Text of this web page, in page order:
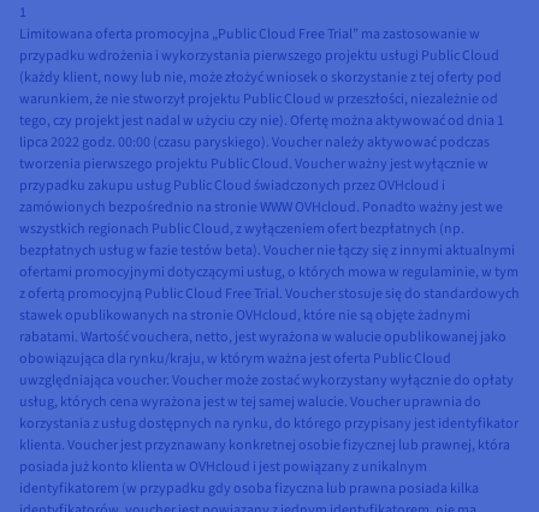
1
Limitowana oferta promocyjna „Public Cloud Free Trial” ma zastosowanie w
przypadku wdrożenia i wykorzystania pierwszego projektu usługi Public Cloud
(każdy klient, nowy lub nie, może złożyć wniosek o skorzystanie z tej oferty pod
warunkiem, że nie stworzył projektu Public Cloud w przeszłości, niezależnie od
tego, czy projekt jest nadal w użyciu czy nie). Ofertę można aktywować od dnia 1
lipca 2022 godz. 00:00 (czasu paryskiego). Voucher należy aktywować podczas
tworzenia pierwszego projektu Public Cloud. Voucher ważny jest wyłącznie w
przypadku zakupu usług Public Cloud świadczonych przez OVHcloud i
zamówionych bezpośrednio na stronie WWW OVHcloud. Ponadto ważny jest we
wszystkich regionach Public Cloud, z wyłączeniem ofert bezpłatnych (np.
bezpłatnych usług w fazie testów beta). Voucher nie łączy się z innymi aktualnymi
ofertami promocyjnymi dotyczącymi usług, o których mowa w regulaminie, w tym
z ofertą promocyjną Public Cloud Free Trial. Voucher stosuje się do standardowych
stawek opublikowanych na stronie OVHcloud, które nie są objęte żadnymi
rabatami. Wartość vouchera, netto, jest wyrażona w walucie opublikowanej jako
obowiązująca dla rynku/kraju, w którym ważna jest oferta Public Cloud
uwzględniająca voucher. Voucher może zostać wykorzystany wyłącznie do opłaty
usług, których cena wyrażona jest w tej samej walucie. Voucher uprawnia do
korzystania z usług dostępnych na rynku, do którego przypisany jest identyfikator
klienta. Voucher jest przyznawany konkretnej osobie fizycznej lub prawnej, która
posiada już konto klienta w OVHcloud i jest powiązany z unikalnym
identyfikatorem (w przypadku gdy osoba fizyczna lub prawna posiada kilka